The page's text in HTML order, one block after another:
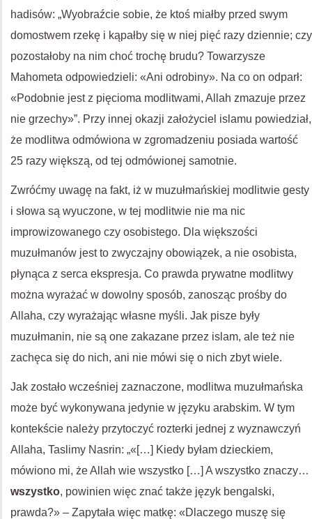
hadisów: „Wyobraźcie sobie, że ktoś miałby przed swym
domostwem rzekę i kąpałby się w niej pięć razy dziennie; czy
pozostałoby na nim choć trochę brudu? Towarzysze
Mahometa odpowiedzieli: «Ani odrobiny». Na co on odparł:
«Podobnie jest z pięcioma modlitwami, Allah zmazuje przez
nie grzechy»”. Przy innej okazji założyciel islamu powiedział,
że modlitwa odmówiona w zgromadzeniu posiada wartość
25 razy większą, od tej odmówionej samotnie.
Zwróćmy uwagę na fakt, iż w muzułmańskiej modlitwie gesty
i słowa są wyuczone, w tej modlitwie nie ma nic
improwizowanego czy osobistego. Dla większości
muzułmanów jest to zwyczajny obowiązek, a nie osobista,
płynąca z serca ekspresja. Co prawda prywatne modlitwy
można wyrażać w dowolny sposób, zanosząc prośby do
Allaha, czy wyrażając własne myśli. Jak pisze były
muzułmanin, nie są one zakazane przez islam, ale też nie
zachęca się do nich, ani nie mówi się o nich zbyt wiele.
Jak zostało wcześniej zaznaczone, modlitwa muzułmańska
może być wykonywana jedynie w języku arabskim. W tym
kontekście należy przytoczyć rozterki jednej z wyznawczyń
Allaha, Taslimy Nasrin: „«[…] Kiedy byłam dzieckiem,
mówiono mi, że Allah wie wszystko […] A wszystko znaczy…
wszystko, powinien więc znać także język bengalski,
prawda?» – Zapytała więc matkę: «Dlaczego muszę się